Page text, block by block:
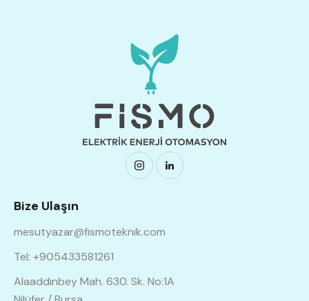
Bize Ulaşın
mesutyazar@fismoteknik.com
Tel: +905433581261
Alaaddinbey Mah. 630. Sk. No:1A